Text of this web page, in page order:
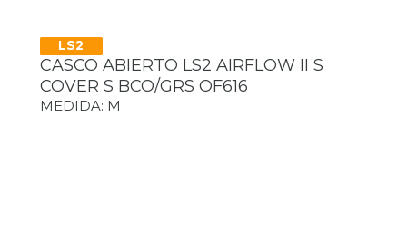
LS2
CASCO ABIERTO LS2 AIRFLOW II S
COVER S BCO/GRS OF616
MEDIDA: M